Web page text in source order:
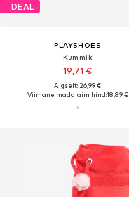
DEAL
PLAYSHOES
Kummik
19,71 €
Algselt: 26,99 €
Viimane madalaim hind:18,89 €